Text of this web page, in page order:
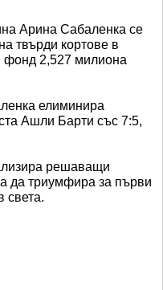
Арина Сабаленка се
твърди кортове в
фонд 2,527 милиона
елиминира
Ашли Барти със 7:5,
решаващи
да триумфира за първи
света.